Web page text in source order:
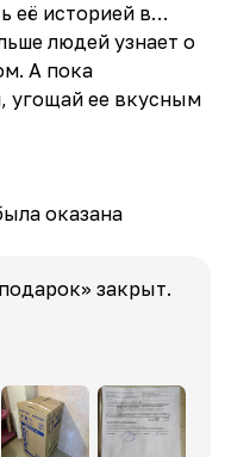
её историей в
людей узнает о
А пока
угощай ее вкусным
- пускай
сейчас.
оказана
закрыт.